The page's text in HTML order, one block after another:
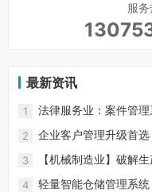
服
最新资讯
1
法律服务业：案件管
争力？ 行业生产力困局
2
企业客户管理升级首
系统的核心功能与价值
3
【机械制造业】破解
字化智能工厂
4 轻量智能仓储管理系